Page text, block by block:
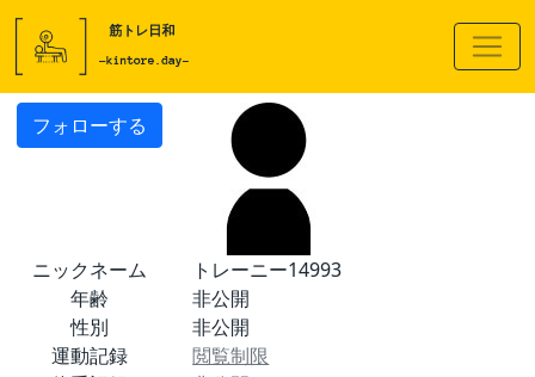
フォローする
ニックネーム
トレーニー14993
年齢
非公開
性別
非公開
運動記録
閲覧制限